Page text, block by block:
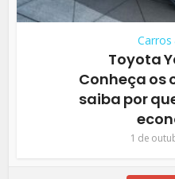
Toyota
Conheça os
saiba por
1 de